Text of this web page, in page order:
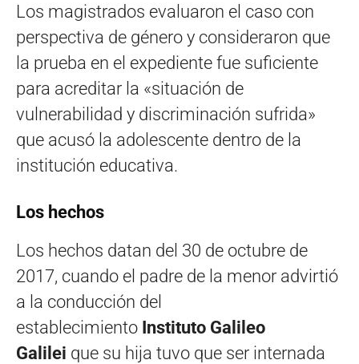
Los magistrados evaluaron el caso con
perspectiva de género y consideraron que
la prueba en el expediente fue suficiente
para acreditar la «situación de
vulnerabilidad y discriminación sufrida»
que acusó la adolescente dentro de la
institución educativa.
Los hechos
Los hechos datan del 30 de octubre de
2017, cuando el padre de la menor advirtió
a la conducción del
establecimiento Instituto Galileo
Galilei que su hija tuvo que ser internada